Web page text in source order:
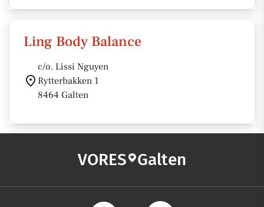
Ling Body Balance
c/o. Lissi Nguyen
Rytterbakken 1
8464 Galten
VORES Galten